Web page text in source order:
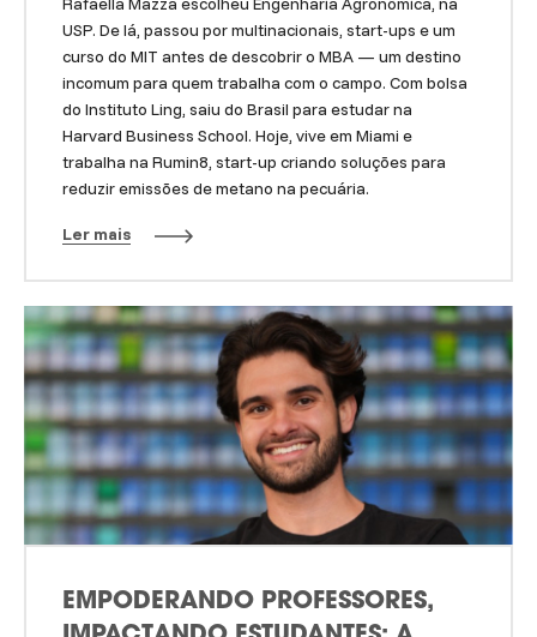
USP. De lá, passou por multinacionais, start-ups e um
curso do MIT antes de descobrir o MBA — um destino
incomum para quem trabalha com o campo. Com bolsa
do Instituto Ling, saiu do Brasil para estudar na
Harvard Business School. Hoje, vive em Miami e
trabalha na Rumin8, start-up criando soluções para
reduzir emissões de metano na pecuária.
Ler mais
EMPODERANDO PROFESSORES,